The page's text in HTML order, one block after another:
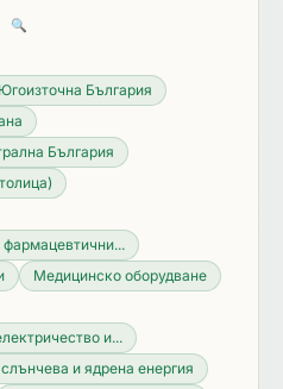
🔍
България
България
Медицинско оборудване
и...
и ядрена енергия